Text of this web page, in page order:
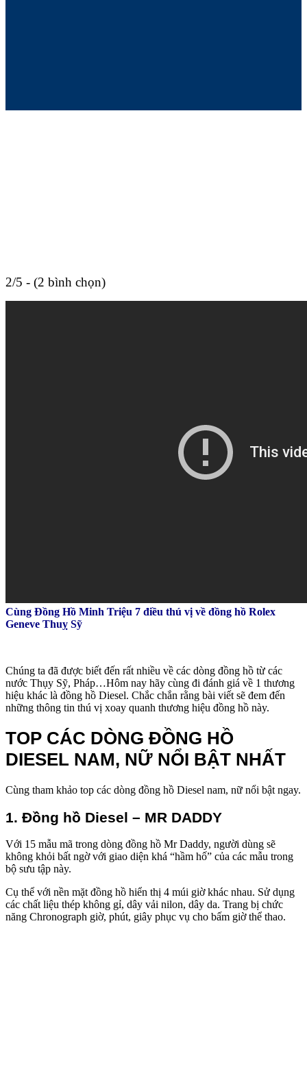
2/5 - (2 bình chọn)
Cùng Đồng Hồ Minh Triệu 7 điều thú vị về đồng hồ Rolex
Geneve Thuỵ Sỹ
Chúng ta đã được biết đến rất nhiều về các dòng đồng hồ từ các
nước Thụy Sỹ, Pháp…Hôm nay hãy cùng đi đánh giá về 1 thương
hiệu khác là đồng hồ Diesel. Chắc chắn rằng bài viết sẽ đem đến
những thông tin thú vị xoay quanh thương hiệu đồng hồ này.
TOP CÁC DÒNG ĐỒNG HỒ
DIESEL NAM, NỮ NỔI BẬT NHẤT
Cùng tham khảo top các dòng đồng hồ Diesel nam, nữ nổi bật ngay.
1. Đồng hồ Diesel – MR DADDY
Với 15 mẫu mã trong dòng đồng hồ Mr Daddy, người dùng sẽ
không khỏi bất ngờ với giao diện khá “hầm hố” của các mẫu trong
bộ sưu tập này.
Cụ thể với nền mặt đồng hồ hiển thị 4 múi giờ khác nhau. Sử dụng
các chất liệu thép không gỉ, dây vải nilon, dây da. Trang bị chức
năng Chronograph giờ, phút, giây phục vụ cho bấm giờ thể thao.